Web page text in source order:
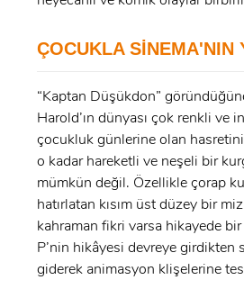
GIRIŞ
E-Posta:
Şifre:
ÜYE
E-Posta:
Şifre:
ÇOCUKLA SİNEMA'NIN
“Kaptan Düşükdon”
Harold’ın dünyası çok renkli ve
çocukluk günlerine olan
o kadar hareketli ve neşeli bir
mümkün değil. Özellikle çorap
hatırlatan kısım üst düzey bir
kahraman fikri varsa hikayede
P’nin hikâyesi devreye
giderek animasyon klişelerine